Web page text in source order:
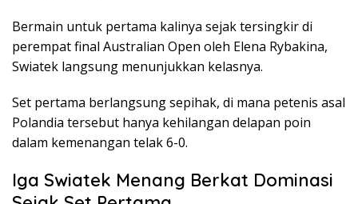
Bermain untuk pertama kalinya sejak tersingkir di
perempat final Australian Open oleh Elena Rybakina,
Swiatek langsung menunjukkan kelasnya.
Set pertama berlangsung sepihak, di mana petenis asal
Polandia tersebut hanya kehilangan delapan poin
dalam kemenangan telak 6-0.
Iga Swiatek Menang Berkat Dominasi